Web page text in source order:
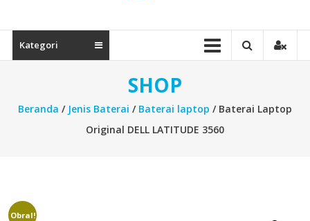
id.com
Kategori
SHOP
Beranda / Jenis Baterai / Baterai laptop / Baterai Laptop
Original DELL LATITUDE 3560
Obral!